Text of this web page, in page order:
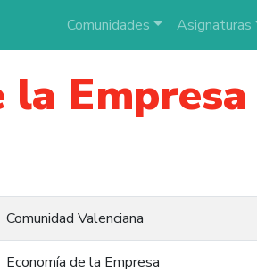
Comunidades Asignaturas
la Empresa
Comunidad Valenciana
Economía de la Empresa